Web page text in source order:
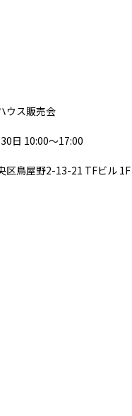
ウス販売会
日 10:00～17:00
区鳥屋野2-13-21 TFビル 1F